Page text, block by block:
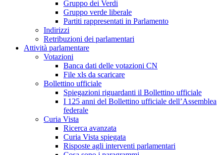
Gruppo dei Verdi
Gruppo verde liberale
Partiti rappresentati in Parlamento
Indirizzi
Retribuzioni dei parlamentari
Attività parlamentare
Votazioni
Banca dati delle votazioni CN
File xls da scaricare
Bollettino ufficiale
Spiegazioni riguardanti il Bollettino ufficiale
I 125 anni del Bollettino ufficiale dell’Assemblea
federale
Curia Vista
Ricerca avanzata
Curia Vista spiegata
Risposte agli interventi parlamentari